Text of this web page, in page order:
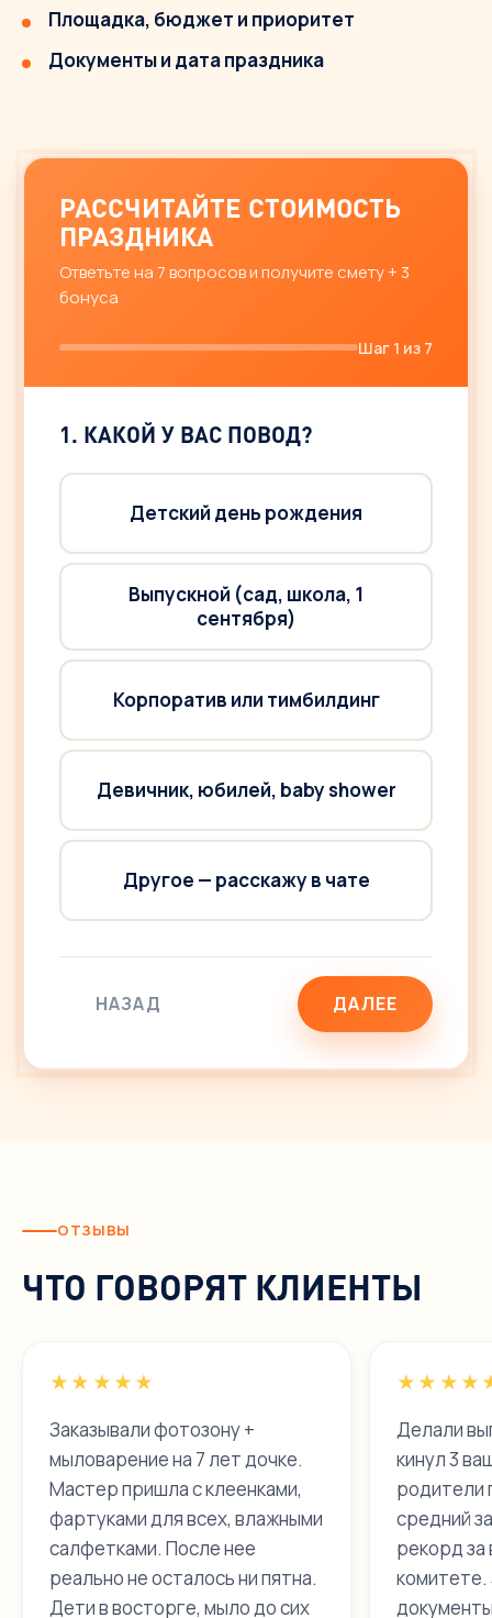
Площадка, бюджет и приоритет
Документы и дата праздника
РАССЧИТАЙТЕ СТОИМОСТЬ
ПРАЗДНИКА
Ответьте на 7 вопросов и получите смету + 3
бонуса
Шаг 1 из 7
1. КАКОЙ У ВАС ПОВОД?
Детский день рождения
Выпускной (сад, школа, 1
сентября)
Корпоратив или тимбилдинг
Девичник, юбилей, baby shower
Другое — расскажу в чате
НАЗАД ДАЛЕЕ
ОТЗЫВЫ
ЧТО ГОВОРЯТ КЛИЕНТЫ
★★★★★
Заказывали фотозону +
мыловарение на 7 лет дочке.
Мастер пришла с клеенками,
фартуками для всех, влажными
салфетками. После нее
реально не осталось ни пятна.
Дети в восторге, мыло до сих
Делали
кинул 3
родители
средний
рекорд за